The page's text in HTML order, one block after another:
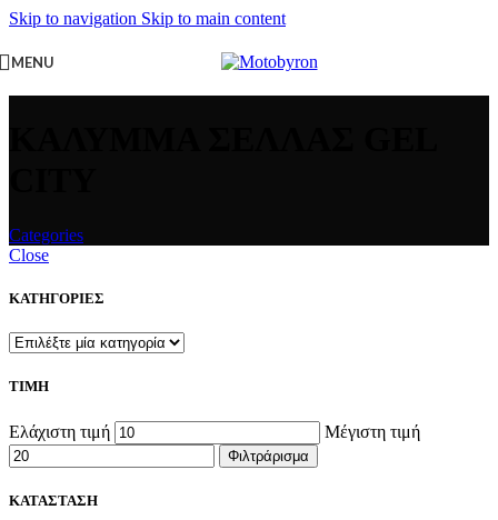
Skip to navigation Skip to main content
MENU
Categories
Close
ΚΑΤΗΓΟΡΙΕΣ
ΤΙΜΗ
Ελάχιστη τιμή Μέγιστη τιμή
Φιλτράρισμα
ΚΑΤΑΣΤΑΣΗ